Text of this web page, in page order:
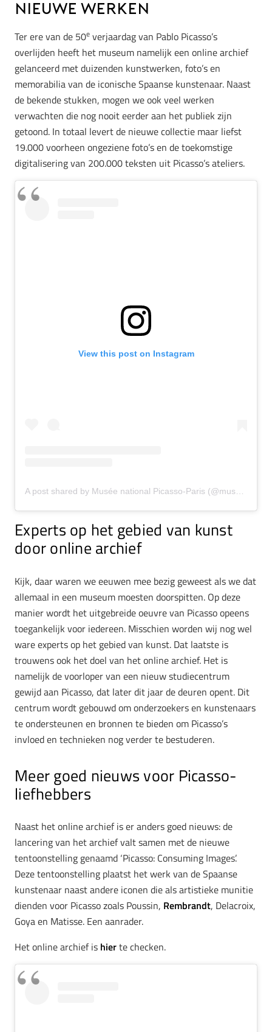
nieuwe werken
Ter ere van de 50e verjaardag van Pablo Picasso’s
overlijden heeft het museum namelijk een online archief
gelanceerd met duizenden kunstwerken, foto’s en
memorabilia van de iconische Spaanse kunstenaar. Naast
de bekende stukken, mogen we ook veel werken
verwachten die nog nooit eerder aan het publiek zijn
getoond. In totaal levert de nieuwe collectie maar liefst
19.000 voorheen ongeziene foto’s en de toekomstige
digitalisering van 200.000 teksten uit Picasso’s ateliers.
View this post on Instagram
Experts op het gebied van kunst
door online archief
Kijk, daar waren we eeuwen mee bezig geweest als we dat
allemaal in een museum moesten doorspitten. Op deze
manier wordt het uitgebreide oeuvre van Picasso opeens
toegankelijk voor iedereen. Misschien worden wij nog wel
ware experts op het gebied van kunst. Dat laatste is
trouwens ook het doel van het online archief. Het is
namelijk de voorloper van een nieuw studiecentrum
gewijd aan Picasso, dat later dit jaar de deuren opent. Dit
centrum wordt gebouwd om onderzoekers en kunstenaars
te ondersteunen en bronnen te bieden om Picasso’s
invloed en technieken nog verder te bestuderen.
Meer goed nieuws voor Picasso-
liefhebbers
Naast het online archief is er anders goed nieuws: de
lancering van het archief valt samen met de nieuwe
tentoonstelling genaamd ‘Picasso: Consuming Images’.
Deze tentoonstelling plaatst het werk van de Spaanse
kunstenaar naast andere iconen die als artistieke munitie
dienden voor Picasso zoals Poussin, Rembrandt, Delacroix,
Goya en Matisse. Een aanrader.
Het online archief is hierte checken.